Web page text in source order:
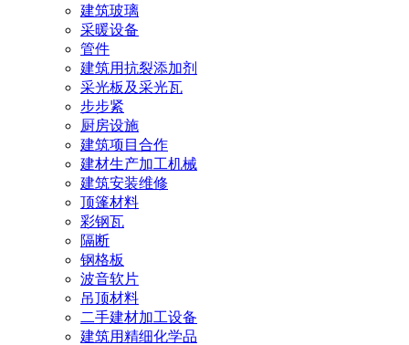
建筑玻璃
采暖设备
管件
建筑用抗裂添加剂
采光板及采光瓦
步步紧
厨房设施
建筑项目合作
建材生产加工机械
建筑安装维修
顶篷材料
彩钢瓦
隔断
钢格板
波音软片
吊顶材料
二手建材加工设备
建筑用精细化学品